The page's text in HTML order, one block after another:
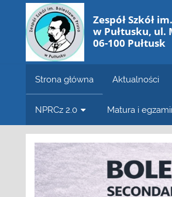
Zespół Szkół
w Pułtusku, ul.
06-100 Pułtusk
Strona główna Aktualności
NPRCz 2.0 Matura i
Strona
główna